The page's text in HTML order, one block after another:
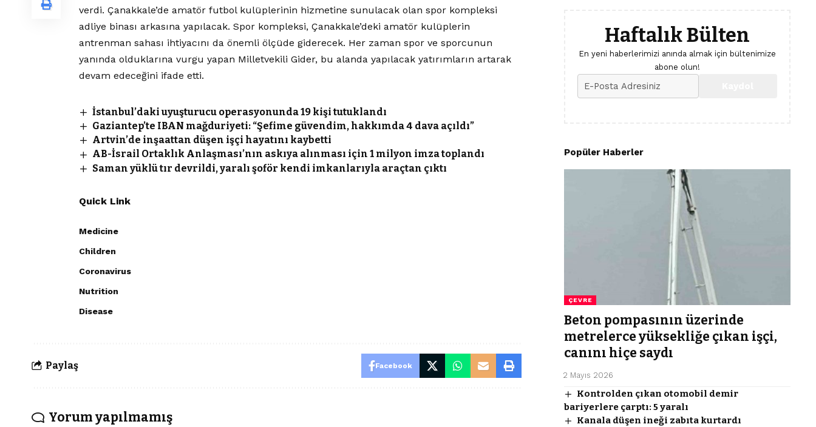
verdi. Çanakkale’de amatör futbol kulüplerinin hizmetine sunulacak olan spor kompleksi
adliye binası arkasına yapılacak. Spor kompleksi, Çanakkale’deki amatör kulüplerin
antrenman sahası ihtiyacını da önemli ölçüde giderecek. Her zaman spor ve sporcunun
yanında olduklarına vurgu yapan Milletvekili Gider, bu alanda yapılacak yatırımların artarak
devam edeceğini ifade etti.
İstanbul’daki uyuşturucu operasyonunda 19 kişi tutuklandı
Gaziantep’te IBAN mağduriyeti: “Şefime güvendim, hakkımda 4 dava açıldı”
Artvin’de inşaattan düşen işçi hayatını kaybetti
AB-İsrail Ortaklık Anlaşması’nın askıya alınması için 1 milyon imza toplandı
Saman yüklü tır devrildi, yaralı şoför kendi imkanlarıyla araçtan çıktı
Quick Link
Medicine
Children
Coronavirus
Nutrition
Disease
Paylaş Facebook
Yorum yapılmamış
Haftalık Bülten
En yeni haberlerimizi anında almak için bültenimize
abone olun!
Popüler Haberler
ÇEVRE
Beton pompasının üzerinde
metrelerce yüksekliğe çıkan işçi,
canını hiçe saydı
2 Mayıs 2026
Kontrolden çıkan otomobil demir
bariyerlere çarptı: 5 yaralı
Kanala düşen ineği zabıta kurtardı